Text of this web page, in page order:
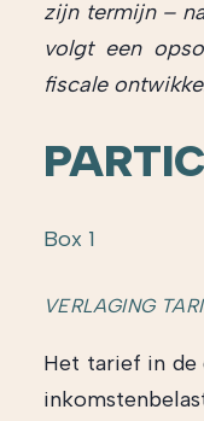
zijn termijn –
volgt een
fiscale
Box 1
VERLAGING
Het tarief in de